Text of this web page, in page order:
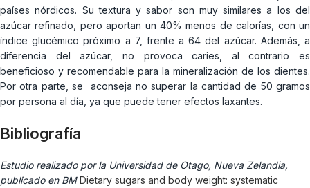
países nórdicos. Su textura y sabor son muy similares a los del
azúcar refinado, pero aportan un 40% menos de calorías, con un
índice glucémico próximo a 7, frente a 64 del azúcar. Además, a
diferencia del azúcar, no provoca caries, al contrario es
beneficioso y recomendable para la mineralización de los dientes.
Por otra parte, se aconseja no superar la cantidad de 50 gramos
por persona al día, ya que puede tener efectos laxantes.
Bibliografía
Estudio realizado por la Universidad de Otago, Nueva Zelandia,
publicado en BMDietary sugars and body weight: systematic